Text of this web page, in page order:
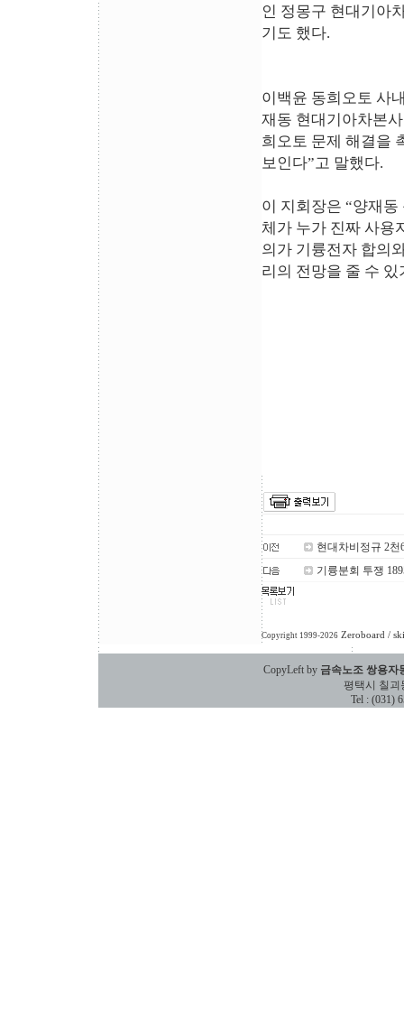
인 정몽구 현대기아
기도 했다.
이백윤 동희오토 사
재동 현대기아차본
희오토 문제 해결을
보인다”고 말했다.
이 지회장은 “양재
체가 누가 진짜 사용
의가 기륭전자 합의
리의 전망을 줄 수
현대차비정규 2
기륭분회 투쟁
Copyright 1999-2026 Zeroboard /
CopyLeft by 금속노조 쌍용자
평택시 칠괴동
Tel : (031)